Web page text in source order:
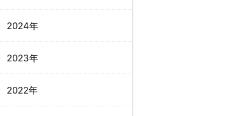
2024年
2023年
2022年